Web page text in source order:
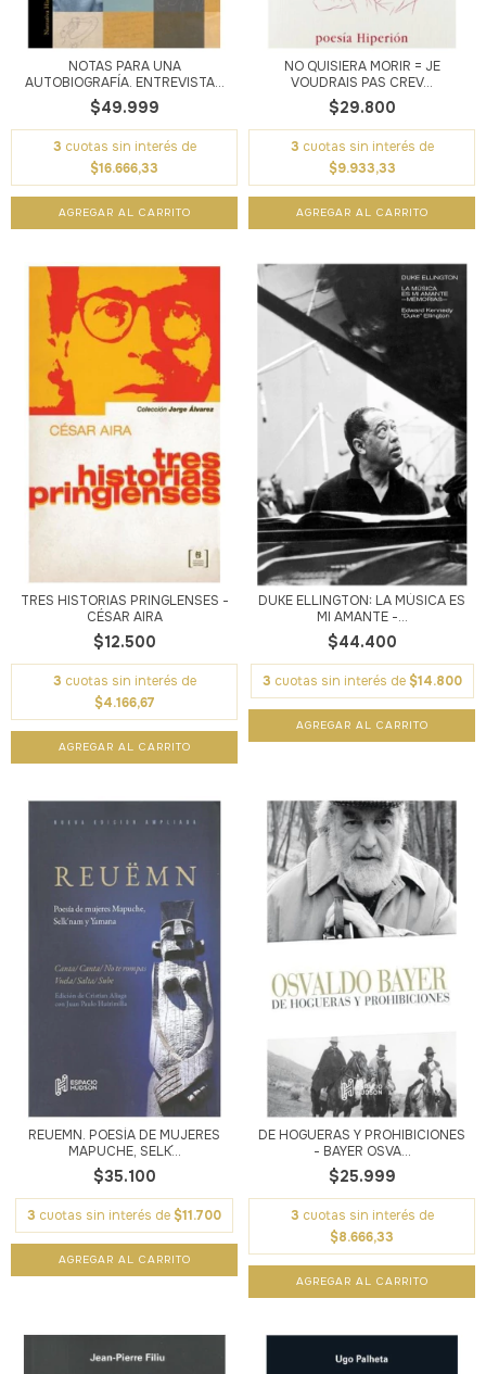
NOTAS PARA UNA
AUTOBIOGRAFÍA. ENTREVISTA...
$49.999
3 cuotas sin interés de
$16.666,33
NO QUISIERA MORIR = JE
VOUDRAIS PAS CREV...
$29.800
3 cuotas sin interés de
$9.933,33
TRES HISTORIAS PRINGLENSES -
CÉSAR AIRA
$12.500
3 cuotas sin interés de
$4.166,67
DUKE ELLINGTON: LA MÚSICA ES
MI AMANTE -...
$44.400
3 cuotas sin interés de $14.800
REUËMN. POESÍA DE MUJERES
MAPUCHE, SELK´...
$35.100
3 cuotas sin interés de $11.700
DE HOGUERAS Y PROHIBICIONES
- BAYER OSVA...
$25.999
3 cuotas sin interés de
$8.666,33